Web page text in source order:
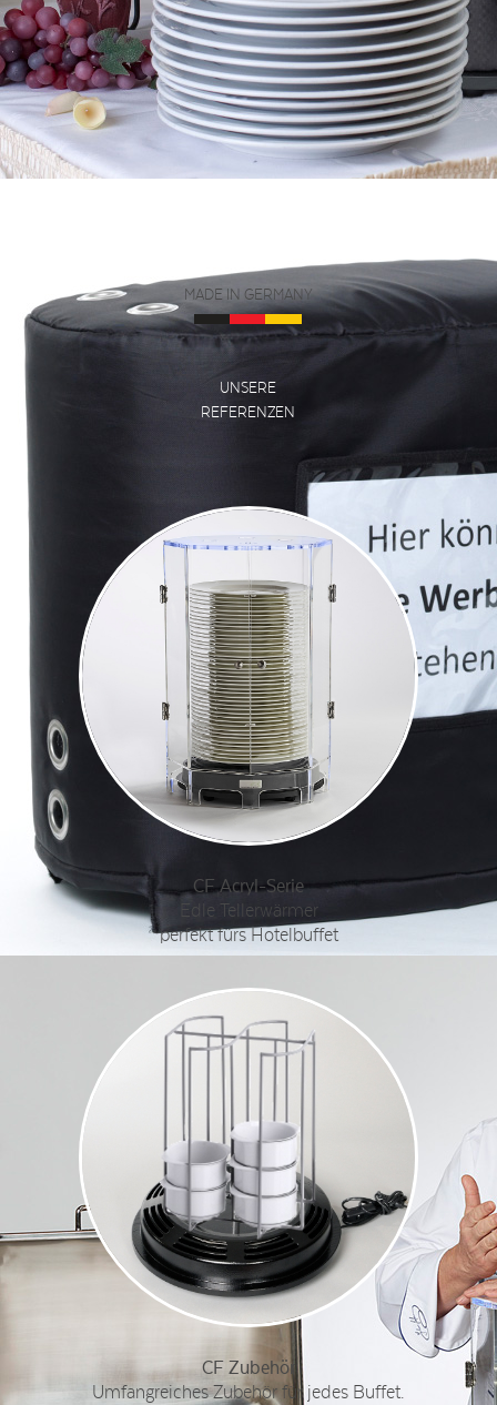
MADE IN GERMANY
UNSERE
REFERENZEN
CF Acryl-Serie
Edle Tellerwärmer
perfekt fürs Hotelbuffet
CF Zubehör
Umfangreiches Zubehör für jedes Buffet.